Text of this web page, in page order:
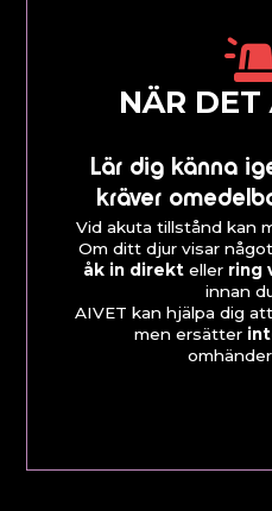
NÄR
Lär dig känna
kräver
Vid akuta tillstånd kan
Om ditt djur visar
åk in direkteller ring
innan
AIVET kan hjälpa dig
men ersätter